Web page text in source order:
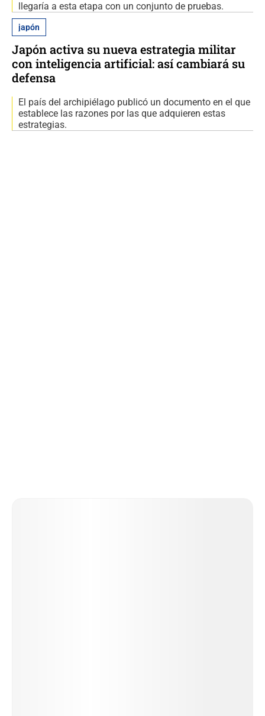
llegaría a esta etapa con un conjunto de pruebas.
japón
Japón activa su nueva estrategia militar
con inteligencia artificial: así cambiará su
defensa
El país del archipiélago publicó un documento en el que
establece las razones por las que adquieren estas
estrategias.